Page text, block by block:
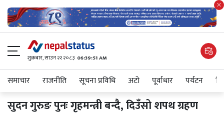
शुक्रबार​, साउन २२ २०८३ 06:39:51 AM
समाचार राजनीति सूचना प्रविधि अटाे पूर्वाधार पर्यटन
सुदन गुरुङ पुनः गृहमन्त्री बन्दै, दिउँसो शपथ ग्रहण